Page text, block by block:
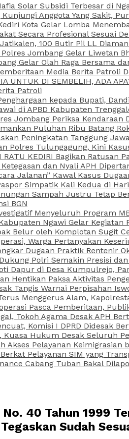
Solar Subsidi Terbesar di
Anggota Yang Sakit,
Kota Gelar Lomba
Secara Profesional Sesuai
100 Butir Pil LL
Jombang Gelar Liwetan
Gelar Olah Raga Bersama
Media Berita Patroli
UNTUK DI SEMBELIH, ADA
Patroli
kepada Bupati,
di APBD Kabupaten
Jombang Periksa Kendaraan
Puluhan Ribu Batang
Peningkatan Tanggung
Polres Tulungagung, Kini
KEDIRI Bagikan Ratusan
dan Nyali APH
Jalanan” Kawal Kasus
Simpatik Kali Kedua di
Sampah Justru Tetap
BGN
Menyeluruh Program
Ngawi Gelar Kegiatan
Belur oleh Komplotan Sugit
Warga Pertanyakan
Dugaan Praktik Rentenir
Polri Semakin Presisi
Dapur di Desa Kumpulrejo,
Paksa Aktivitas
Tangis Warnai Perpisahan
Menggerus Alam,
Pasca Pemberitaan,
Tokoh Agama Desak APH
Komisi I DPRD Didesak
Hukum Desak Seluruh
Akses Pelayanan Keimigrasian
Pelayanan SIM yang
Cabang Tuban Bakal
40 Tahun 1999
Sudah